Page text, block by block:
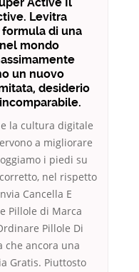
Active Il
Levitra
di una
mondo
un nuovo
desiderio
la cultura digitale
a migliorare
i piedi su
nel rispetto
Cancella E
Pillole di Marca
Pillole Di
che ancora una
Gratis. Piuttosto